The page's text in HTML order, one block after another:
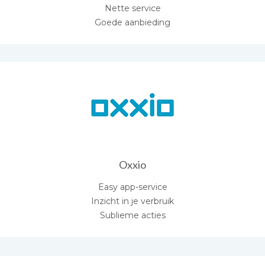
Nette service
Goede aanbieding
Oxxio
Easy app-service
Inzicht in je verbruik
Sublieme acties